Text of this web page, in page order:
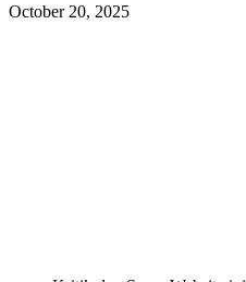
October 20, 2025